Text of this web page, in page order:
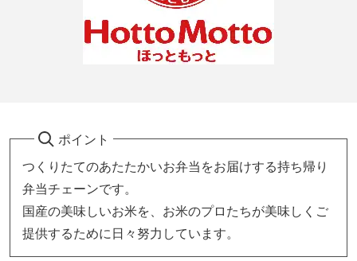
ポイント
つくりたてのあたたかいお弁当をお届けする持ち帰り
弁当チェーンです。
国産の美味しいお米を、お米のプロたちが美味しくご
提供するために日々努力しています。